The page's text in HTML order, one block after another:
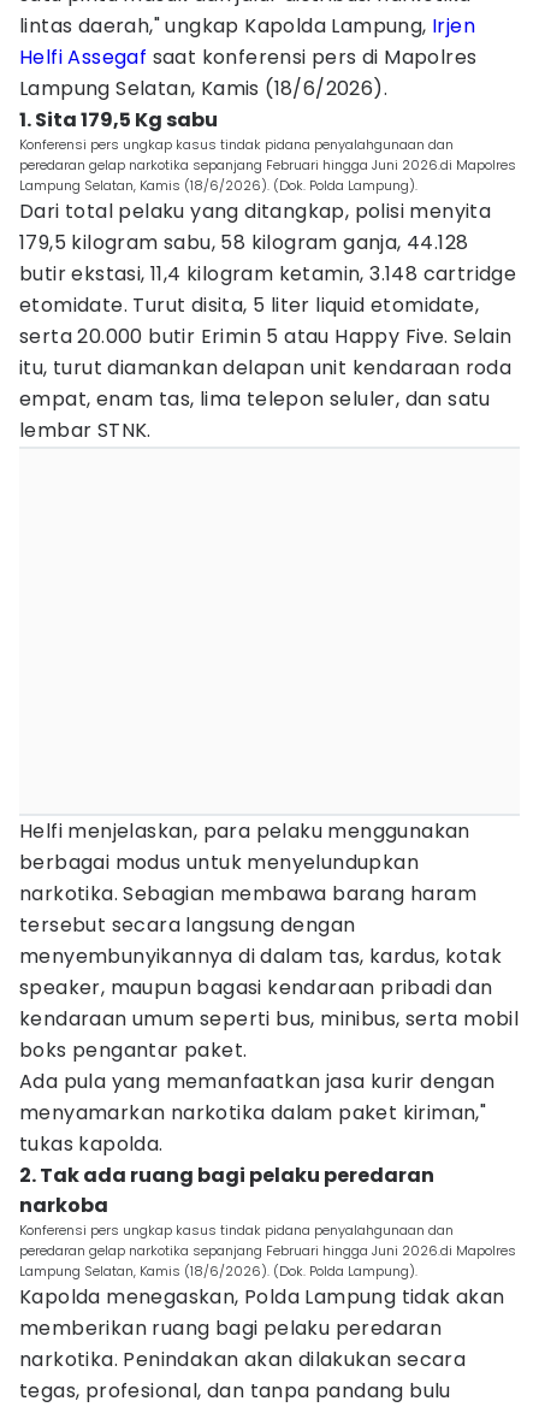
lintas daerah," ungkap Kapolda Lampung, Irjen
Helfi Assegaf saat konferensi pers di Mapolres
Lampung Selatan, Kamis (18/6/2026).
1. Sita 179,5 Kg sabu
Konferensi pers ungkap kasus tindak pidana penyalahgunaan dan
peredaran gelap narkotika sepanjang Februari hingga Juni 2026.di Mapolres
Lampung Selatan, Kamis (18/6/2026). (Dok. Polda Lampung).
Dari total pelaku yang ditangkap, polisi menyita
179,5 kilogram sabu, 58 kilogram ganja, 44.128
butir ekstasi, 11,4 kilogram ketamin, 3.148 cartridge
etomidate. Turut disita, 5 liter liquid etomidate,
serta 20.000 butir Erimin 5 atau Happy Five. Selain
itu, turut diamankan delapan unit kendaraan roda
empat, enam tas, lima telepon seluler, dan satu
lembar STNK.
Helfi menjelaskan, para pelaku menggunakan
berbagai modus untuk menyelundupkan
narkotika. Sebagian membawa barang haram
tersebut secara langsung dengan
menyembunyikannya di dalam tas, kardus, kotak
speaker, maupun bagasi kendaraan pribadi dan
kendaraan umum seperti bus, minibus, serta mobil
boks pengantar paket.
Ada pula yang memanfaatkan jasa kurir dengan
menyamarkan narkotika dalam paket kiriman,"
tukas kapolda.
2. Tak ada ruang bagi pelaku peredaran
narkoba
Konferensi pers ungkap kasus tindak pidana penyalahgunaan dan
peredaran gelap narkotika sepanjang Februari hingga Juni 2026.di Mapolres
Lampung Selatan, Kamis (18/6/2026). (Dok. Polda Lampung).
Kapolda menegaskan, Polda Lampung tidak akan
memberikan ruang bagi pelaku peredaran
narkotika. Penindakan akan dilakukan secara
tegas, profesional, dan tanpa pandang bulu